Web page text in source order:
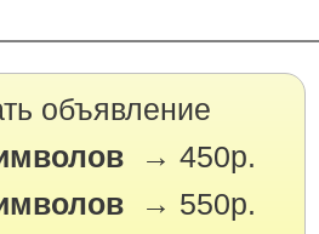
объявление
→450р.
→ 550р.